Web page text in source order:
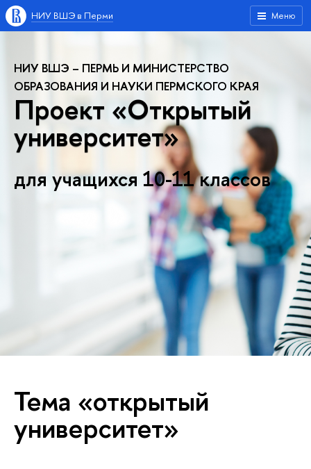
Меню
НИУ ВШЭ в Перми
НИУ ВШЭ – ПЕРМЬ И МИНИСТЕРСТВО
ОБРАЗОВАНИЯ И НАУКИ ПЕРМСКОГО КРАЯ
Проект «Открытый
университет»
для учащихся 10-11 классов
Тема «открытый
университет»